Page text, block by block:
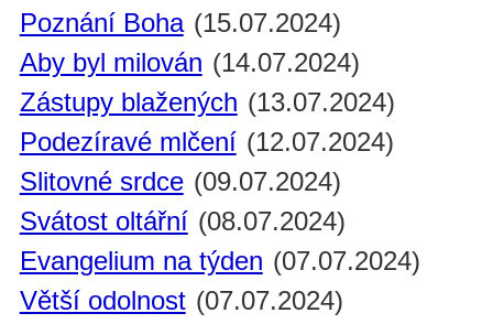
Poznání Boha (15.07.2024)
Aby byl milován (14.07.2024)
Zástupy blažených (13.07.2024)
Podezíravé mlčení (12.07.2024)
Slitovné srdce (09.07.2024)
Svátost oltářní (08.07.2024)
Evangelium na týden (07.07.2024)
Větší odolnost (07.07.2024)